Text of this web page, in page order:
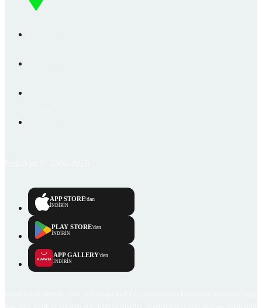
APP STORE'dan
İNDİRİN
PLAY STORE'dan
İNDİRİN
APP GALLERY'den
İNDİRİN